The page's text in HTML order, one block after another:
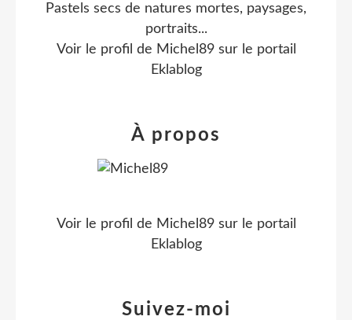
Pastels secs de natures mortes, paysages,
portraits...
Voir le profil de Michel89sur le portail
Eklablog
Suivez-moi
À propos
Voir le profil de Michel89sur le portail
Eklablog